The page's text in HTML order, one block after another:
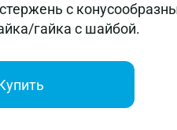
стержень с
гайка с шайбой.